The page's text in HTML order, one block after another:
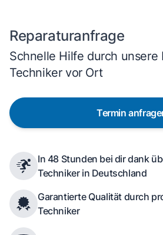
Reparaturanfrage
Schnelle Hilfe durch unsere
Techniker vor Ort
Termin
In 48 Stunden bei dir dank
Techniker in Deutschland
Garantierte Qualität durch
Techniker